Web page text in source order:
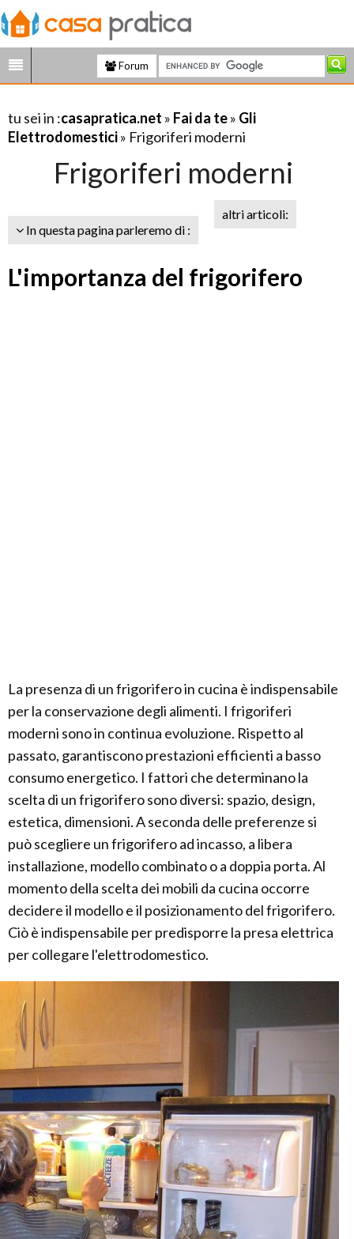
Forum
tu sei in :casapratica.net » Fai da te» Gli
Elettrodomestici» Frigoriferi moderni
Frigoriferi moderni
In questa pagina parleremo di :
altri articoli:
L'importanza del frigorifero
La presenza di un frigorifero in cucina è indispensabile
per la conservazione degli alimenti. I frigoriferi
moderni sono in continua evoluzione. Rispetto al
passato, garantiscono prestazioni efficienti a basso
consumo energetico. I fattori che determinano la
scelta di un frigorifero sono diversi: spazio, design,
estetica, dimensioni. A seconda delle preferenze si
può scegliere un frigorifero ad incasso, a libera
installazione, modello combinato o a doppia porta. Al
momento della scelta dei mobili da cucina occorre
decidere il modello e il posizionamento del frigorifero.
Ciò è indispensabile per predisporre la presa elettrica
per collegare l'elettrodomestico.